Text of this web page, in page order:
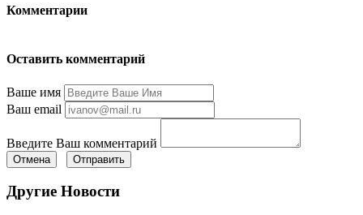
Комментарии
Оставить комментарий
Ваше имя
Ваш email
Введите Ваш комментарий
Отмена Отправить
Другие Новости